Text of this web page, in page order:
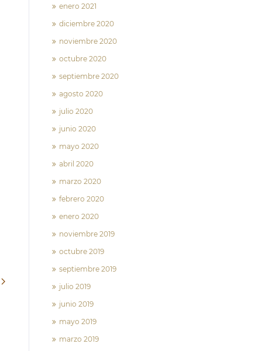
enero 2021
diciembre 2020
noviembre 2020
octubre 2020
septiembre 2020
agosto 2020
julio 2020
junio 2020
mayo 2020
abril 2020
marzo 2020
febrero 2020
enero 2020
noviembre 2019
octubre 2019
septiembre 2019
julio 2019
junio 2019
mayo 2019
marzo 2019